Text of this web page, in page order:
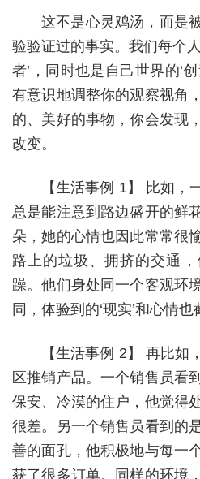
这不是心灵鸡汤，而是
验验证过的事实。我们每个
者’，同时也是自己世界的‘
有意识地调整你的观察视角
的、美好的事物，你会发现
改变。
【生活事例 1】 比如，
总是能注意到路边盛开的鲜
朵，她的心情也因此常常很
路上的垃圾、拥挤的交通
躁。他们身处同一个客观环
同，体验到的‘现实’和心情也
【生活事例 2】 再比如
区推销产品。一个销售员看
保安、冷漠的住户，他觉得
很差。另一个销售员看到的
善的面孔，他积极地与每一
获了很多订单。同样的环境